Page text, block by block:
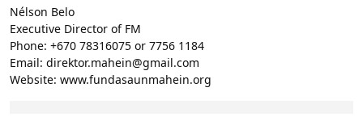
Nélson Belo
Executive Director of FM
Phone: +670 78316075 or 7756 1184
Email: direktor.mahein@gmail.com
Website: www.fundasaunmahein.org